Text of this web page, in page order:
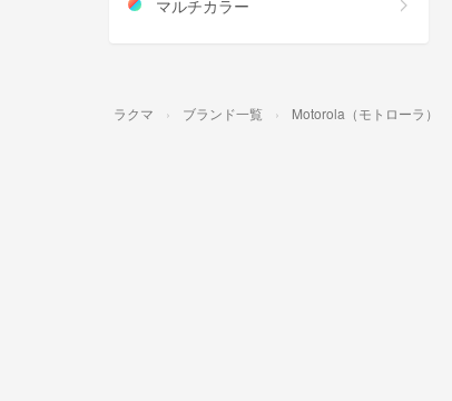
マルチカラー
ラクマ ブランド一覧 Motorola（モトローラ）